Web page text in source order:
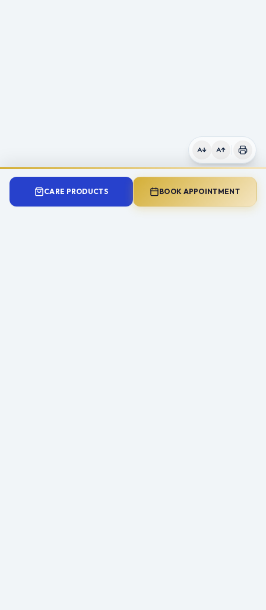
CARE PRODUCTS BOOK APPOINTMENT